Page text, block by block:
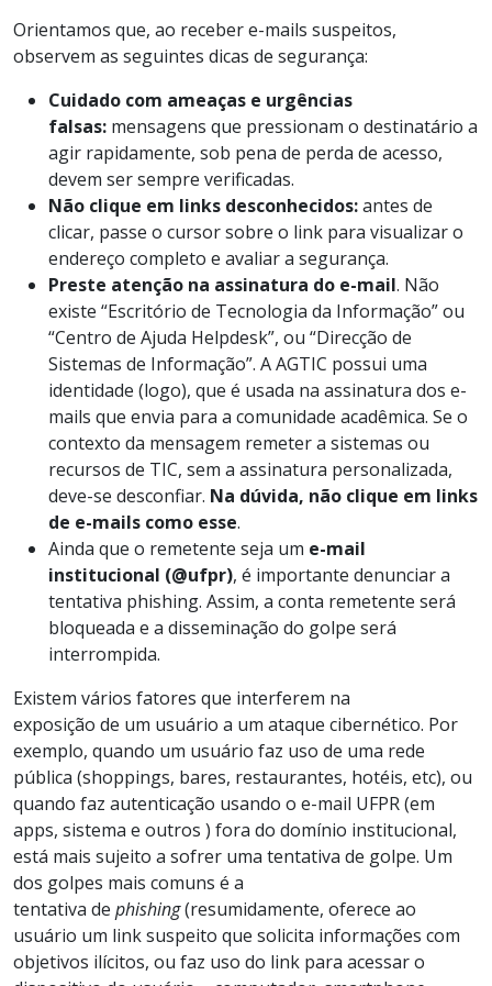
Orientamos que, ao receber e-mails suspeitos,
observem as seguintes dicas de segurança:
Cuidado com ameaças e urgências
falsas: mensagens que pressionam o destinatário a
agir rapidamente, sob pena de perda de acesso,
devem ser sempre verificadas.
Não clique em links desconhecidos:antes de
clicar, passe o cursor sobre o link para visualizar o
endereço completo e avaliar a segurança.
Preste atenção na assinatura do e-mail. Não
existe “Escritório de Tecnologia da Informação” ou
“Centro de Ajuda Helpdesk”, ou “Direcção de
Sistemas de Informação”. A AGTIC possui uma
identidade (logo), que é usada na assinatura dos e-
mails que envia para a comunidade acadêmica. Se o
contexto da mensagem remeter a sistemas ou
recursos de TIC, sem a assinatura personalizada,
deve-se desconfiar. Na dúvida, não clique em links
de e-mails como esse.
Ainda que o remetente seja um e-mail
institucional (@ufpr), é importante denunciar a
tentativa phishing. Assim, a conta remetente será
bloqueada e a disseminação do golpe será
interrompida.
Existem vários fatores que interferem na
exposição de um usuário a um ataque cibernético. Por
exemplo, quando um usuário faz uso de uma rede
pública (shoppings, bares, restaurantes, hotéis, etc), ou
quando faz autenticação usando o e-mail UFPR (em
apps, sistema e outros ) fora do domínio institucional,
está mais sujeito a sofrer uma tentativa de golpe. Um
dos golpes mais comuns é a
tentativa de phishing(resumidamente, oferece ao
usuário um link suspeito que solicita informações com
objetivos ilícitos, ou faz uso do link para acessar o